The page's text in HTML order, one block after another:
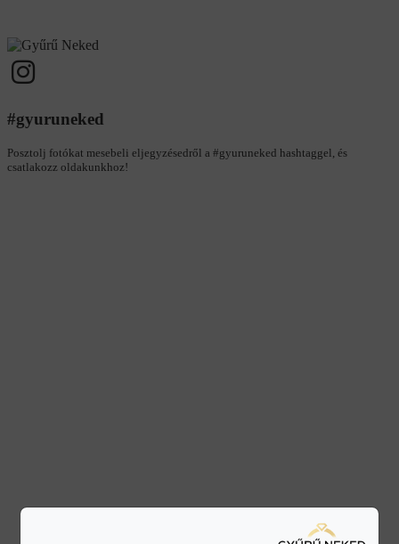
#gyuruneked
Posztolj fotókat mesebeli eljegyzésedről a #gyuruneked hashtaggel, és
csatlakozz oldakunkhoz!